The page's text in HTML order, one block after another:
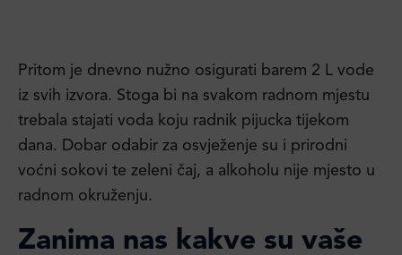
Pritom je dnevno nužno osigurati barem 2 L vode
iz svih izvora. Stoga bi na svakom radnom mjestu
trebala stajati voda koju radnik pijucka tijekom
dana. Dobar odabir za osvježenje su i prirodni
voćni sokovi te zeleni čaj, a alkoholu nije mjesto u
radnom okruženju.
Zanima nas kakve su vaše